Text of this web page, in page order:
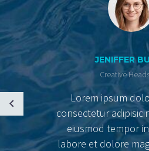
JENIFFER
Creative
Lorem ipsum
consectetur
eiusmod tempor
labore et dolore